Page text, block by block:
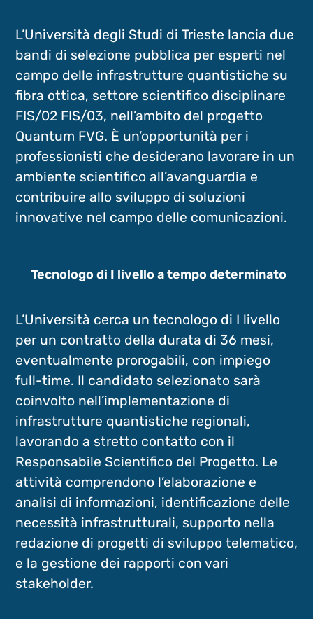
L’Università degli Studi di Trieste lancia due
bandi di selezione pubblica per esperti nel
campo delle infrastrutture quantistiche su
fibra ottica, settore scientifico disciplinare
FIS/02 FIS/03, nell’ambito del progetto
Quantum FVG. È un’opportunità per i
professionisti che desiderano lavorare in un
ambiente scientifico all’avanguardia e
contribuire allo sviluppo di soluzioni
innovative nel campo delle comunicazioni.
Tecnologo di I livello a tempo determinato
L’Università cerca un tecnologo di I livello
per un contratto della durata di 36 mesi,
eventualmente prorogabili, con impiego
full-time. Il candidato selezionato sarà
coinvolto nell’implementazione di
infrastrutture quantistiche regionali,
lavorando a stretto contatto con il
Responsabile Scientifico del Progetto. Le
attività comprendono l’elaborazione e
analisi di informazioni, identificazione delle
necessità infrastrutturali, supporto nella
redazione di progetti di sviluppo telematico,
e la gestione dei rapporti con vari
stakeholder.